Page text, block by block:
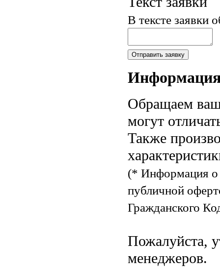
В тексте заявки
Обращаем
могут
Также
(* Информация о
публичной
Гражданского
Пожалуйста,
менеджеров.